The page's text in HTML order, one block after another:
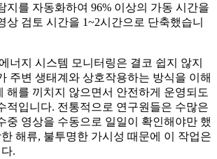
지를 자동화하여 96% 이상의 가동 시간을
상 검토 시간을 1~2시간으로 단축했습니
너지 시스템 모니터링은 결코 쉽지 않지
주변 생태계와 상호작용하는 방식을 이해
해를 끼치지 않으면서 안전하게 운영되도
적입니다. 전통적으로 연구원들은 수많은
중 영상을 수동으로 일일이 확인해야만 했
해류, 불투명한 가시성 때문에 이 작업은
.